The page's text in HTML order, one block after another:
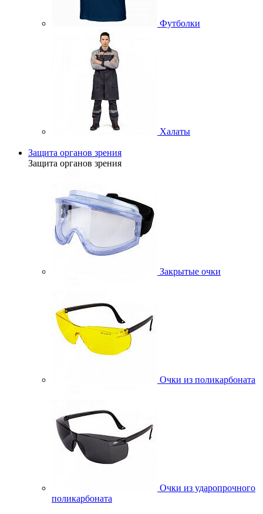
Футболки
Халаты
Защита органов зрения
Защита органов зрения
Закрытые очки
Очки из поликарбоната
Очки из ударопрочного
поликарбоната